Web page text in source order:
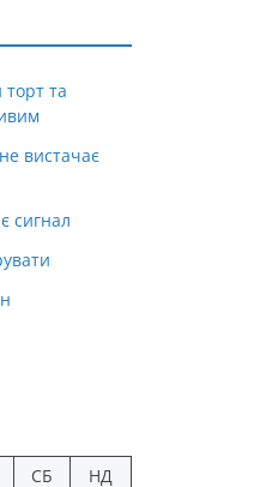
та
вистачає
сигнал
СБ
НД